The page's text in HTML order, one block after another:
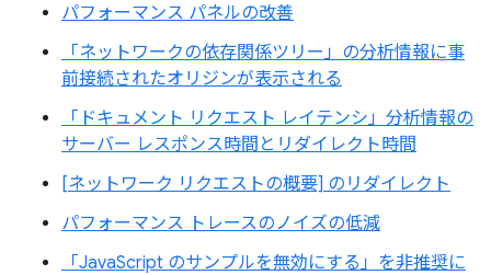
パフォーマンス パネルの改善
「ネットワークの依存関係ツリー」の分析情報に事
前接続されたオリジンが表示される
「ドキュメント リクエスト レイテンシ」分析情報の
サーバー レスポンス時間とリダイレクト時間
[ネットワーク リクエストの概要] のリダイレクト
パフォーマンス トレースのノイズの低減
「JavaScript のサンプルを無効にする」を非推奨に